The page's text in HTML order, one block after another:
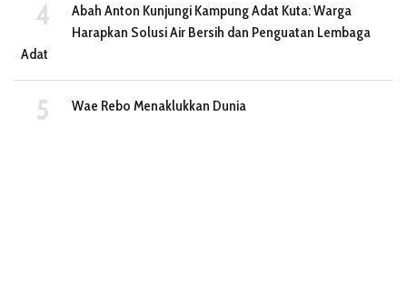
Abah Anton Kunjungi Kampung Adat Kuta: Warga
Harapkan Solusi Air Bersih dan Penguatan Lembaga
Adat
Wae Rebo Menaklukkan Dunia